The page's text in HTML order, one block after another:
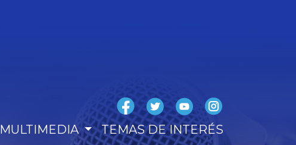
MULTIMEDIA TEMAS DE INTERÉS